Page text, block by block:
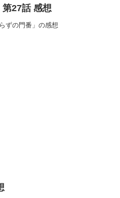
27話 感想
ずの門番」の感想